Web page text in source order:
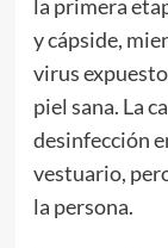
la primera
y cápside,
virus
piel sana. La
desinfección
vestuario,
la persona.